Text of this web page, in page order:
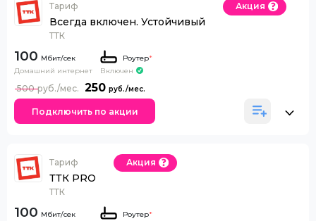
Тариф
Всегда включен. Устойчивый
ТТК
Акция
100
Домашний интернет
Роутер*
Включен
250
500
Подключить по акции
Тариф
ТТК PRO
ТТК
Акция
100 Роутер*